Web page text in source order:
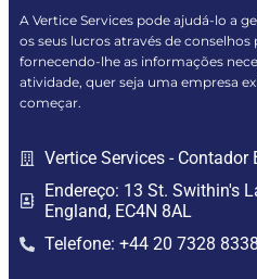
A Vertice Services pode ajudá-lo a
os seus lucros através de
fornecendo-lhe as informações
atividade, quer seja uma empresa
começar.
Vertice Services -
Endereço: 13 St. Swithin's
England, EC4N 8AL
Telefone: +44 20 7328 8338